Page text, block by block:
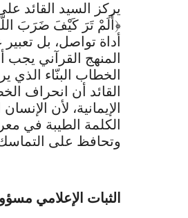
يركز السيد القائد
﴿أَلَمْ تَرَ كَيْفَ ضَرَبَ
أداة تواصل، بل
المنهج القرآني يجب
الخطاب البنّاء الذي
القائد أن انحراف
الإيمانية، لأن
الكلمة الطيبة في
وتحافظ على
الثبات الإعلامي